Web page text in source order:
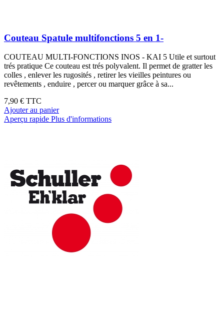
Couteau Spatule multifonctions 5 en 1-
COUTEAU MULTI-FONCTIONS INOS - KAI 5 Utile et surtout
trés pratique Ce couteau est trés polyvalent. Il permet de gratter les
colles , enlever les rugosités , retirer les vieilles peintures ou
revêtements , enduire , percer ou marquer grâce à sa...
7,90 € TTC
Ajouter au panier
Aperçu rapide Plus d'informations